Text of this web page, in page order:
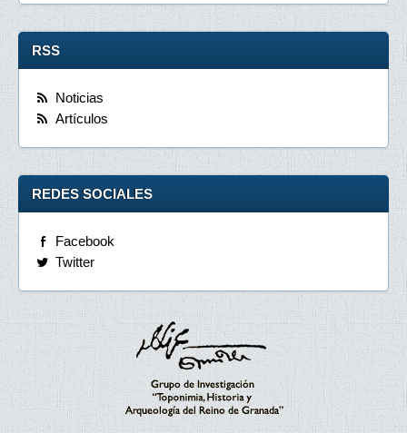
RSS
Noticias
Artículos
REDES SOCIALES
Facebook
Twitter